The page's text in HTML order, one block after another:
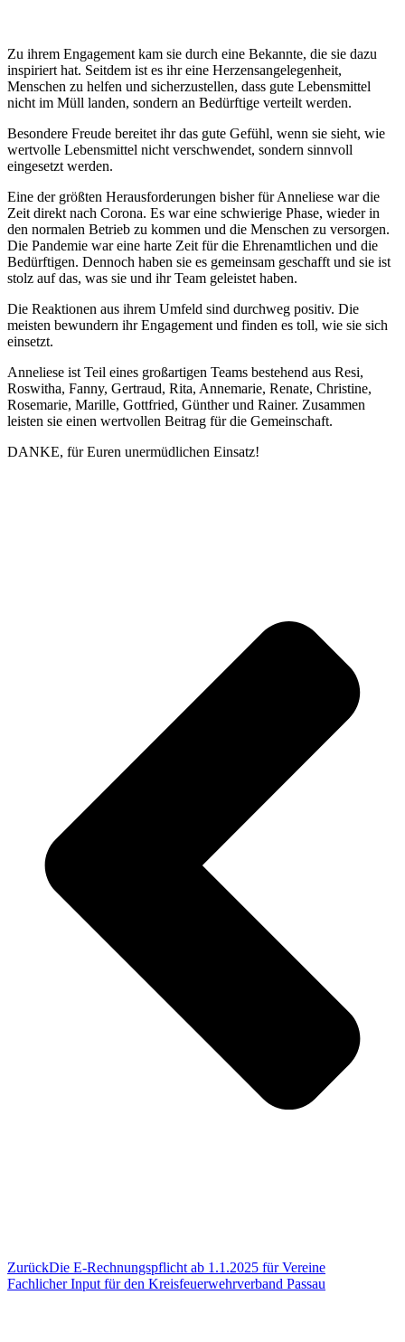
Zu ihrem Engagement kam sie durch eine Bekannte, die sie dazu
inspiriert hat. Seitdem ist es ihr eine Herzensangelegenheit,
Menschen zu helfen und sicherzustellen, dass gute Lebensmittel
nicht im Müll landen, sondern an Bedürftige verteilt werden.
Besondere Freude bereitet ihr das gute Gefühl, wenn sie sieht, wie
wertvolle Lebensmittel nicht verschwendet, sondern sinnvoll
eingesetzt werden.
Eine der größten Herausforderungen bisher für Anneliese war die
Zeit direkt nach Corona. Es war eine schwierige Phase, wieder in
den normalen Betrieb zu kommen und die Menschen zu versorgen.
Die Pandemie war eine harte Zeit für die Ehrenamtlichen und die
Bedürftigen. Dennoch haben sie es gemeinsam geschafft und sie ist
stolz auf das, was sie und ihr Team geleistet haben.
Die Reaktionen aus ihrem Umfeld sind durchweg positiv. Die
meisten bewundern ihr Engagement und finden es toll, wie sie sich
einsetzt.
Anneliese ist Teil eines großartigen Teams bestehend aus Resi,
Roswitha, Fanny, Gertraud, Rita, Annemarie, Renate, Christine,
Rosemarie, Marille, Gottfried, Günther und Rainer. Zusammen
leisten sie einen wertvollen Beitrag für die Gemeinschaft.
DANKE, für Euren unermüdlichen Einsatz!
ZurückDie E-Rechnungspflicht ab 1.1.2025 für Vereine
Fachlicher Input für den Kreisfeuerwehrverband Passau